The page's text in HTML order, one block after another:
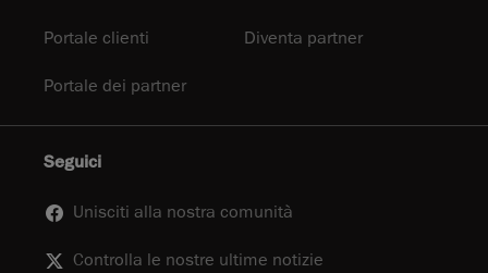
Portale clienti Diventa partner
Portale dei partner
Seguici
Unisciti alla nostra comunità
Controlla le nostre ultime notizie